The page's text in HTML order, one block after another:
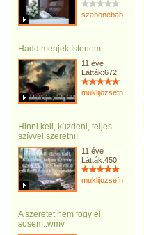
szabonebabi
Hadd menjek Istenem
11 éve
Látták:672
muklijozsefnemargit
Hinni kell, küzdeni, teljes
szívvel szeretni!
11 éve
Látták:450
muklijozsefnemargit
A szeretet nem fogy el
sosem..wmv